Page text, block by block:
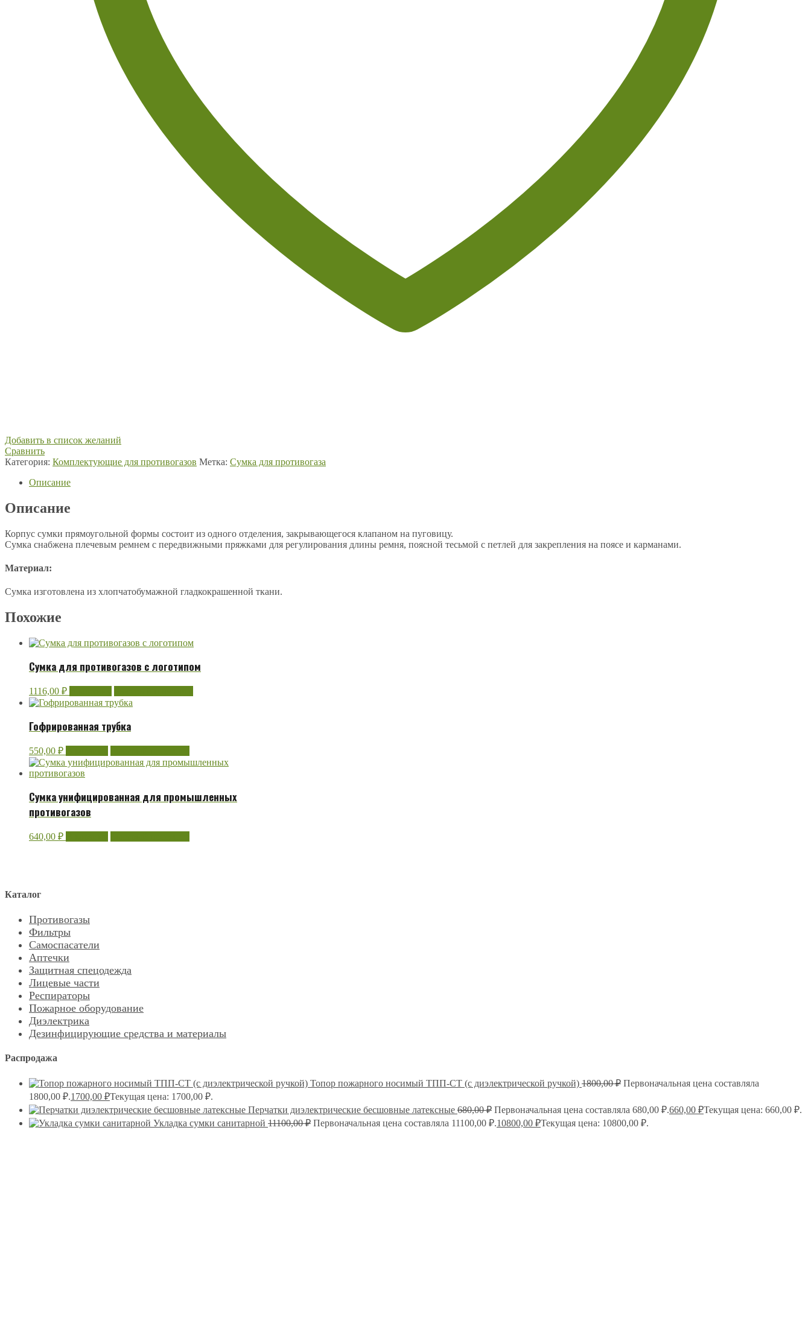
Добавить в список желаний
Сравнить
Категория: Комплектующие для противогазов Метка: Сумка для противогаза
Описание
Описание
Корпус сумки прямоугольной формы состоит из одного отделения, закрывающегося клапаном на пуговицу.
Сумка снабжена плечевым ремнем с передвижными пряжками для регулирования длины ремня, поясной тесьмой с петлей для закрепления на поясе и карманами.
Материал:
Сумка изготовлена из хлопчатобумажной гладкокрашенной ткани.
Похожие
Сумка для противогазов с логотипом
1116,00 ₽
Гофрированная трубка
550,00 ₽
Сумка унифицированная для промышленных
противогазов
640,00 ₽
Каталог
Противогазы
Фильтры
Самоспасатели
Аптечки
Защитная спецодежда
Лицевые части
Респираторы
Пожарное оборудование
Диэлектрика
Дезинфицирующие средства и материалы
Распродажа
Топор пожарного носимый ТПП-СТ (с диэлектрической ручкой) 1800,00₽ Первоначальная цена составляла
1800,00 ₽.1700,00 ₽Текущая цена: 1700,00 ₽.
Перчатки диэлектрические бесшовные латексные 680,00₽ Первоначальная цена составляла 680,00 ₽.660,00 ₽Текущая цена: 660,00 ₽.
Укладка сумки санитарной 11100,00₽ Первоначальная цена составляла 11100,00 ₽.10800,00 ₽Текущая цена: 10800,00 ₽.